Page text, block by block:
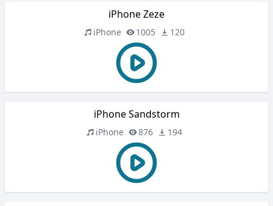
iPhone Zeze
iPhone 1005 120
iPhone Sandstorm
iPhone 876 194